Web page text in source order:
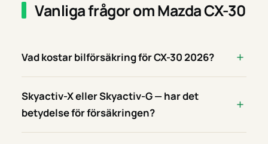
Vanliga frågor om Mazda CX-30
Vad kostar bilförsäkring för CX-30 2026?
Skyactiv-X eller Skyactiv-G — har det
betydelse för försäkringen?